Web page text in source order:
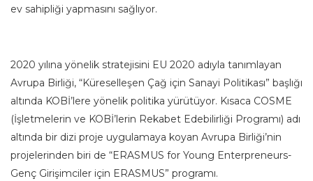
ev sahipliği yapmasını sağlıyor.
2020 yılına yönelik stratejisini EU 2020 adıyla tanımlayan
Avrupa Birliği, “Küreselleşen Çağ için Sanayi Politikası” başlığı
altında KOBİ’lere yönelik politika yürütüyor. Kısaca COSME
(İşletmelerin ve KOBİ’lerin Rekabet Edebilirliği Programı) adı
altında bir dizi proje uygulamaya koyan Avrupa Birliği’nin
projelerinden biri de “ERASMUS for Young Enterpreneurs-
Genç Girişimciler için ERASMUS” programı.